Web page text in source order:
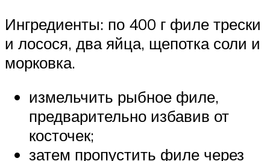
Ингредиенты: по 400 г филе трески
и лосося, два яйца, щепотка соли и
морковка.
измельчить рыбное филе,
предварительно избавив от
косточек;
затем пропустить филе через